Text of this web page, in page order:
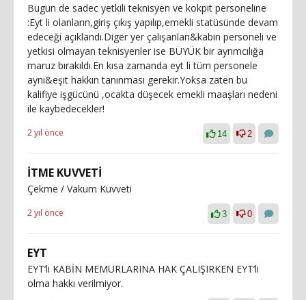
Bugün de sadec yetkili teknisyen ve kokpit personeline
:Eyt li olanların,giriş çıkış yapılıp,emekli statüsünde devam
edeceği açıklandı.Diger yer çalışanları&kabin personeli ve
yetkisi olmayan teknisyenler ise BÜYÜK bir ayrımcılığa
maruz bırakıldı.En kısa zamanda eyt li tüm personele
aynı&eşit hakkın tanınması gerekir.Yoksa zaten bu
kalifiye işgücünü ,ocakta düşecek emekli maaşları nedeni
ile kaybedecekler!
2 yıl önce 14 2
İTME KUVVETİ
Çekme / Vakum Kuvveti
2 yıl önce 3 0
EYT
EYT’li KABİN MEMURLARINA HAK ÇALIŞIRKEN EYT’li
olma hakkı verilmiyor.